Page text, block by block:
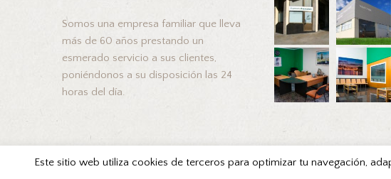
Somos una empresa familiar que lleva
más de 60 años prestando un
esmerado servicio a sus clientes,
poniéndonos a su disposición las 24
horas del día.
Este sitio web utiliza cookies de terceros para optimizar tu navegación,